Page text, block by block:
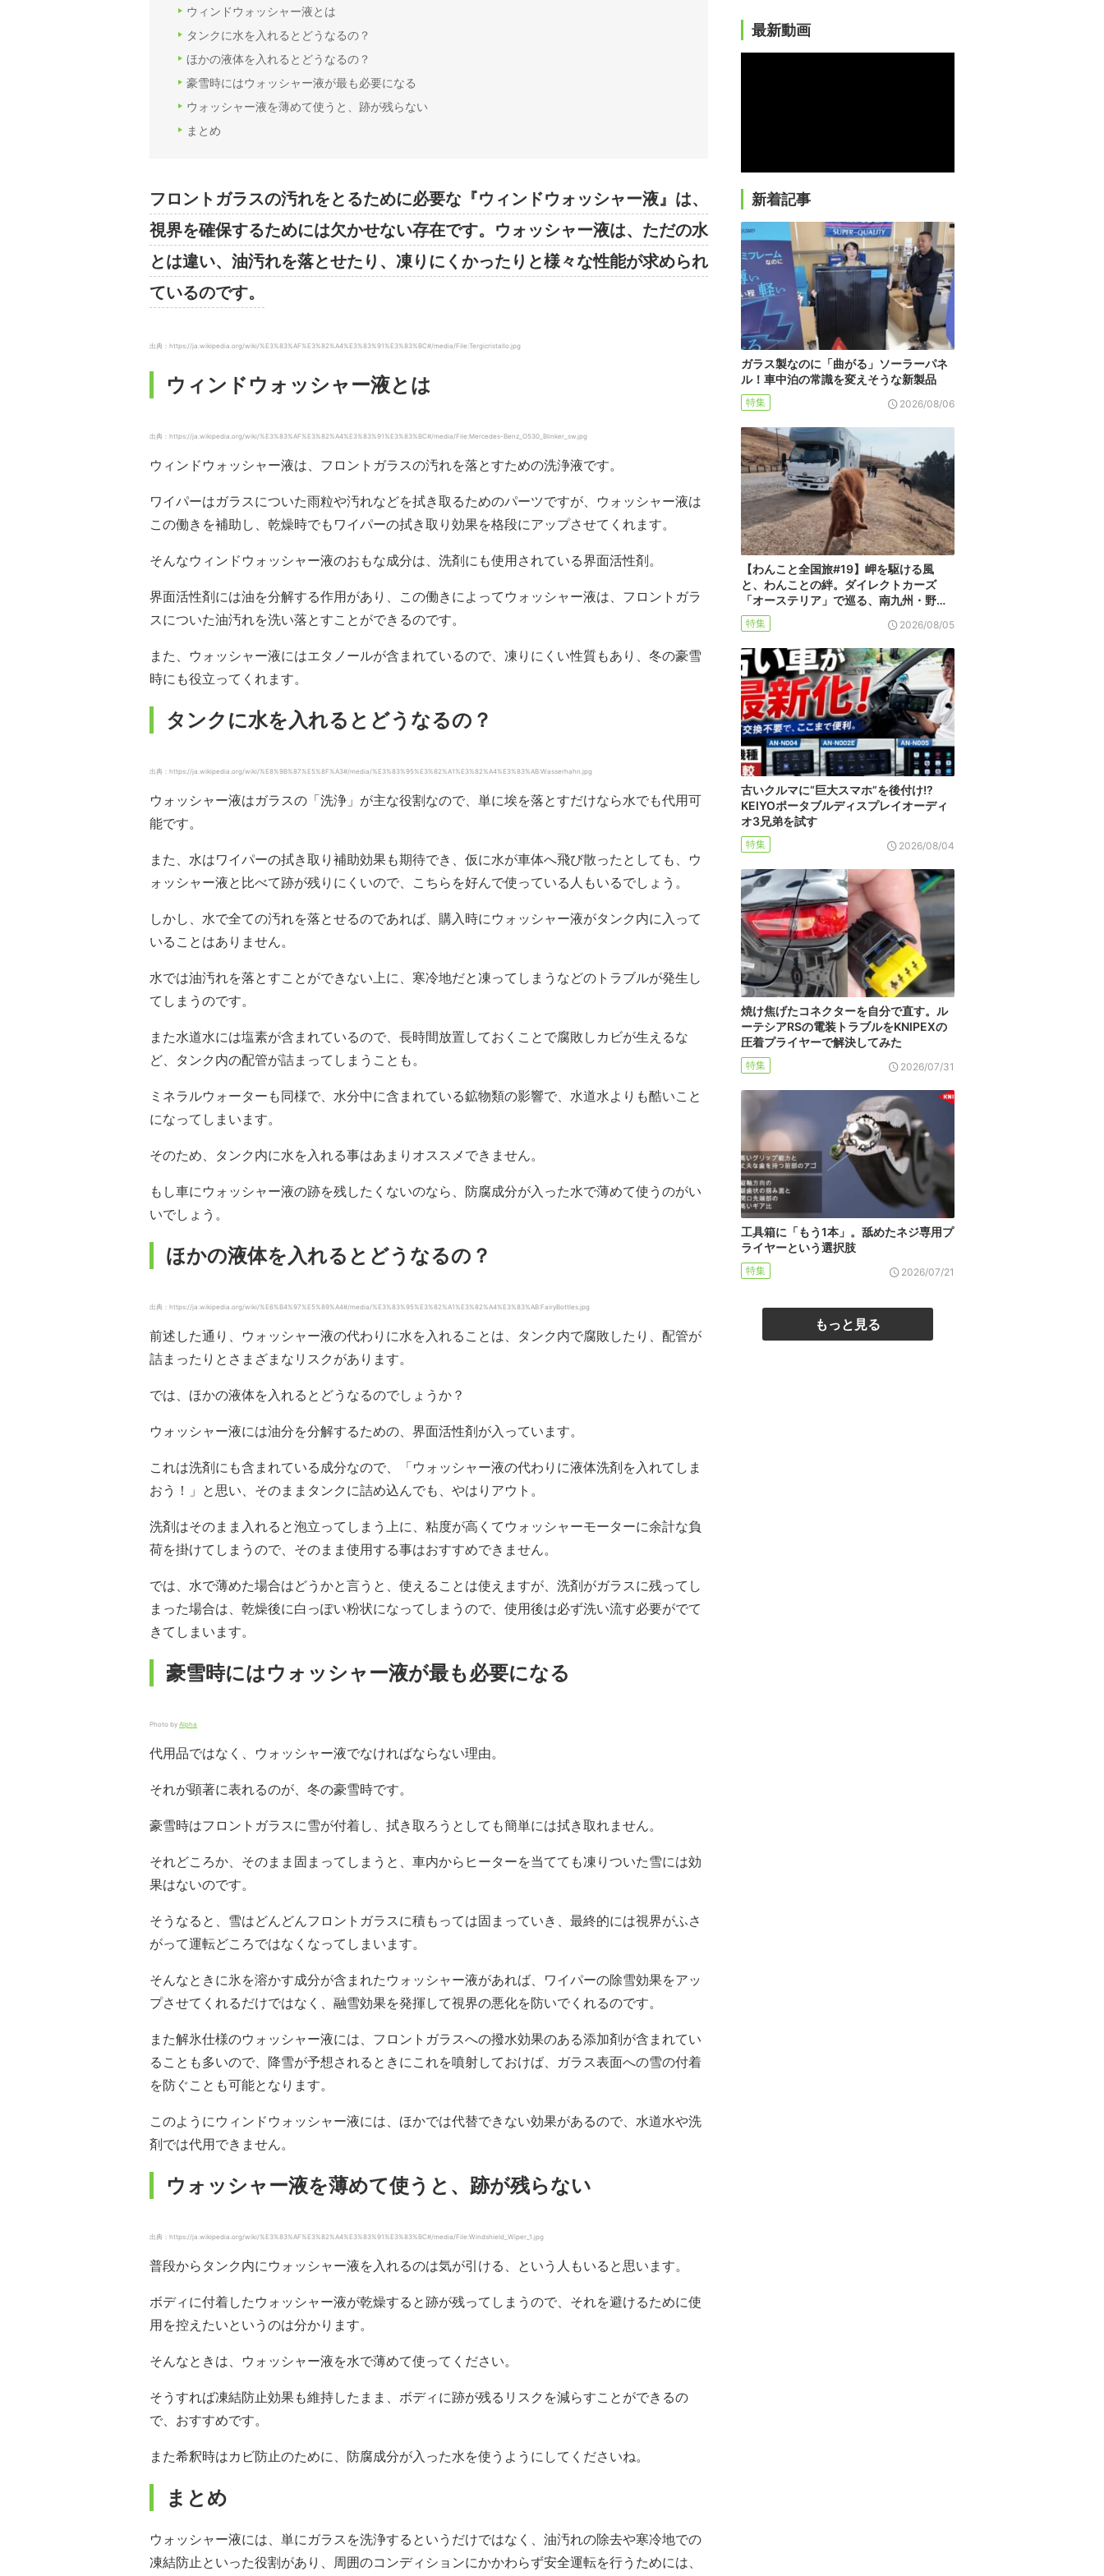
ウィンドウォッシャー液とは
タンクに水を入れるとどうなるの？
ほかの液体を入れるとどうなるの？
豪雪時にはウォッシャー液が最も必要になる
ウォッシャー液を薄めて使うと、跡が残らない
まとめ
フロントガラスの汚れをとるために必要な『ウィンドウォッシャー液』は、
視界を確保するためには欠かせない存在です。ウォッシャー液は、ただの水
とは違い、油汚れを落とせたり、凍りにくかったりと様々な性能が求められ
ているのです。
出典：https://ja.wikipedia.org/wiki/%E3%83%AF%E3%82%A4%E3%83%91%E3%83%BC#/media/File:Tergicristallo.jpg
ウィンドウォッシャー液とは
出典：https://ja.wikipedia.org/wiki/%E3%83%AF%E3%82%A4%E3%83%91%E3%83%BC#/media/File:Mercedes-Benz_O530_Blinker_sw.jpg
ウィンドウォッシャー液は、フロントガラスの汚れを落とすための洗浄液です。
ワイパーはガラスについた雨粒や汚れなどを拭き取るためのパーツですが、ウォッシャー液は
この働きを補助し、乾燥時でもワイパーの拭き取り効果を格段にアップさせてくれます。
そんなウィンドウォッシャー液のおもな成分は、洗剤にも使用されている界面活性剤。
界面活性剤には油を分解する作用があり、この働きによってウォッシャー液は、フロントガラ
スについた油汚れを洗い落とすことができるのです。
また、ウォッシャー液にはエタノールが含まれているので、凍りにくい性質もあり、冬の豪雪
時にも役立ってくれます。
タンクに水を入れるとどうなるの？
出典：https://ja.wikipedia.org/wiki/%E8%9B%87%E5%8F%A3#/media/%E3%83%95%E3%82%A1%E3%82%A4%E3%83%AB:Wasserhahn.jpg
ウォッシャー液はガラスの「洗浄」が主な役割なので、単に埃を落とすだけなら水でも代用可
能です。
また、水はワイパーの拭き取り補助効果も期待でき、仮に水が車体へ飛び散ったとしても、ウ
ォッシャー液と比べて跡が残りにくいので、こちらを好んで使っている人もいるでしょう。
しかし、水で全ての汚れを落とせるのであれば、購入時にウォッシャー液がタンク内に入って
いることはありません。
水では油汚れを落とすことができない上に、寒冷地だと凍ってしまうなどのトラブルが発生し
てしまうのです。
また水道水には塩素が含まれているので、長時間放置しておくことで腐敗しカビが生えるな
ど、タンク内の配管が詰まってしまうことも。
ミネラルウォーターも同様で、水分中に含まれている鉱物類の影響で、水道水よりも酷いこと
になってしまいます。
そのため、タンク内に水を入れる事はあまりオススメできません。
もし車にウォッシャー液の跡を残したくないのなら、防腐成分が入った水で薄めて使うのがい
いでしょう。
ほかの液体を入れるとどうなるの？
出典：https://ja.wikipedia.org/wiki/%E6%B4%97%E5%89%A4#/media/%E3%83%95%E3%82%A1%E3%82%A4%E3%83%AB:FairyBottles.jpg
前述した通り、ウォッシャー液の代わりに水を入れることは、タンク内で腐敗したり、配管が
詰まったりとさまざまなリスクがあります。
では、ほかの液体を入れるとどうなるのでしょうか？
ウォッシャー液には油分を分解するための、界面活性剤が入っています。
これは洗剤にも含まれている成分なので、「ウォッシャー液の代わりに液体洗剤を入れてしま
おう！」と思い、そのままタンクに詰め込んでも、やはりアウト。
洗剤はそのまま入れると泡立ってしまう上に、粘度が高くてウォッシャーモーターに余計な負
荷を掛けてしまうので、そのまま使用する事はおすすめできません。
では、水で薄めた場合はどうかと言うと、使えることは使えますが、洗剤がガラスに残ってし
まった場合は、乾燥後に白っぽい粉状になってしまうので、使用後は必ず洗い流す必要がでて
きてしまいます。
豪雪時にはウォッシャー液が最も必要になる
Photo by Alpha
代用品ではなく、ウォッシャー液でなければならない理由。
それが顕著に表れるのが、冬の豪雪時です。
豪雪時はフロントガラスに雪が付着し、拭き取ろうとしても簡単には拭き取れません。
それどころか、そのまま固まってしまうと、車内からヒーターを当てても凍りついた雪には効
果はないのです。
そうなると、雪はどんどんフロントガラスに積もっては固まっていき、最終的には視界がふさ
がって運転どころではなくなってしまいます。
そんなときに氷を溶かす成分が含まれたウォッシャー液があれば、ワイパーの除雪効果をアッ
プさせてくれるだけではなく、融雪効果を発揮して視界の悪化を防いでくれるのです。
また解氷仕様のウォッシャー液には、フロントガラスへの撥水効果のある添加剤が含まれてい
ることも多いので、降雪が予想されるときにこれを噴射しておけば、ガラス表面への雪の付着
を防ぐことも可能となります。
このようにウィンドウォッシャー液には、ほかでは代替できない効果があるので、水道水や洗
剤では代用できません。
ウォッシャー液を薄めて使うと、跡が残らない
出典：https://ja.wikipedia.org/wiki/%E3%83%AF%E3%82%A4%E3%83%91%E3%83%BC#/media/File:Windshield_Wiper_1.jpg
普段からタンク内にウォッシャー液を入れるのは気が引ける、という人もいると思います。
ボディに付着したウォッシャー液が乾燥すると跡が残ってしまうので、それを避けるために使
用を控えたいというのは分かります。
そんなときは、ウォッシャー液を水で薄めて使ってください。
そうすれば凍結防止効果も維持したまま、ボディに跡が残るリスクを減らすことができるの
で、おすすめです。
また希釈時はカビ防止のために、防腐成分が入った水を使うようにしてくださいね。
まとめ
ウォッシャー液には、単にガラスを洗浄するというだけではなく、油汚れの除去や寒冷地での
凍結防止といった役割があり、周囲のコンディションにかかわらず安全運転を行うためには、
最新動画
新着記事
ガラス製なのに「曲がる」ソーラーパネ
ル！車中泊の常識を変えそうな新製品
特集 2026/08/06
【わんこと全国旅#19】岬を駆ける風
と、わんことの絆。ダイレクトカーズ
「オーステリア」で巡る、南九州・野…
特集 2026/08/05
古いクルマに“巨大スマホ”を後付け!?
KEIYOポータブルディスプレイオーディ
オ3兄弟を試す
特集 2026/08/04
焼け焦げたコネクターを自分で直す。ル
ーテシアRSの電装トラブルをKNIPEXの
圧着プライヤーで解決してみた
特集 2026/07/31
工具箱に「もう1本」。舐めたネジ専用プ
ライヤーという選択肢
特集 2026/07/21
もっと見る